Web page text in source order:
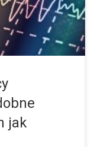
elektrod.
krzywe, które
jak